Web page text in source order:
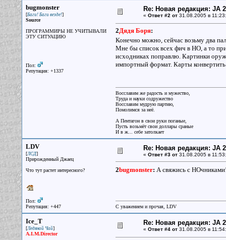
bugmonster
[Баги! Баги везде!]
Source
ПРОГРАММИРЫ НЕ УЧИТЫВАЛИ
ЭТУ СИТУАЦИЮ
Пол:
Репутация: +1337
Re: Новая редакция: JA
« Ответ #2 от31.08.2005 в
2Дядя Боря:
Конечно можно, сейчас возьму два
Мне бы список всех фич в НО, а то
исходниках поправлю. Картинки
импортный формат. Карты
Восславим же радость и мужество,
Труда и науки содружество
Восславим мудрую партию,
Помолимся за неё.
А Пентагон в свои руки поганые,
Пусть возьмёт свои доллары сраные
И в ж... себе затолкает
LDV
[ЛСД]
Прирожденный Джаец
Что тут растет интересного?
Пол:
Репутация: +447
Re: Новая редакция: JA
« Ответ #3 от31.08.2005 в
2bugmonster: А свяжись с
С уважением и прочая, LDV
Ice_T
[Ледяной Чай]
A.I.M.Director
Re: Новая редакция: JA
« Ответ #4 от31.08.2005 в